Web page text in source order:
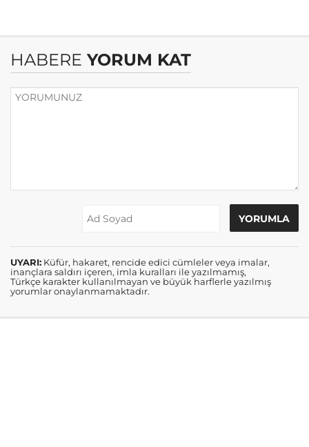
HABERE YORUM KAT
UYARI: Küfür, hakaret, rencide edici cümleler veya imalar,
inançlara saldırı içeren, imla kuralları ile yazılmamış,
Türkçe karakter kullanılmayan ve büyük harflerle yazılmış
yorumlar onaylanmamaktadır.